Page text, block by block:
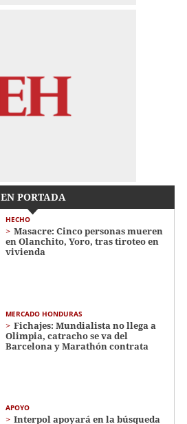
EN PORTADA
HECHO
Masacre: Cinco personas mueren
en Olanchito, Yoro, tras tiroteo en
vivienda
MERCADO HONDURAS
Fichajes: Mundialista no llega a
Olimpia, catracho se va del
Barcelona y Marathón contrata
APOYO
Interpol apoyará en la búsqueda